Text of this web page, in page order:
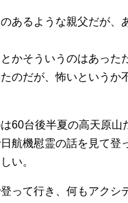
あるような親父だが、
かそういうのはあった
のだが、怖いというか
60台後半夏の高天原山
航機慰霊の話を見て登
い。
って行き、何もアクシ